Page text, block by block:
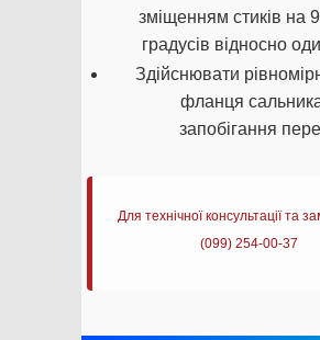
зміщенням стиків на
градусів відносно
Здійснювати
фланця
запобігання
Для технічної консультації та
(099) 254-00-37